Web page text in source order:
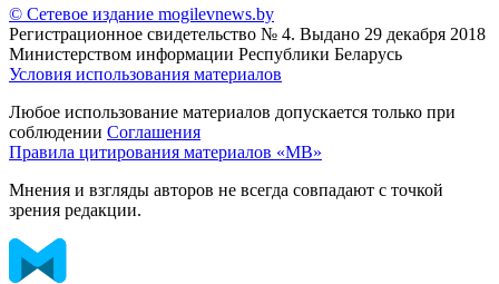
© Сетевое издание mogilevnews.by
Регистрационное свидетельство № 4. Выдано 29 декабря 2018
Министерством информации Республики Беларусь
Условия использования материалов
Любое использование материалов допускается только при
соблюдении Соглашения
Правила цитирования материалов «МВ»
Мнения и взгляды авторов не всегда совпадают с точкой
зрения редакции.